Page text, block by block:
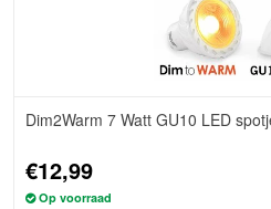
Dim2Warm 7 Watt GU10 LED
€12,99
Op voorraad